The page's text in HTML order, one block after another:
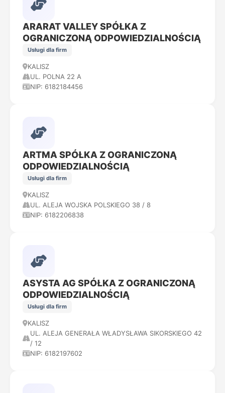
ARARAT VALLEY SPÓŁKA Z
OGRANICZONĄ ODPOWIEDZIALNOŚCIĄ
Usługi dla firm
KALISZ
UL. POLNA 22 A
NIP: 6182184456
ARTMA SPÓŁKA Z OGRANICZONĄ
ODPOWIEDZIALNOŚCIĄ
Usługi dla firm
KALISZ
UL. ALEJA WOJSKA POLSKIEGO 38 / 8
NIP: 6182206838
ASYSTA AG SPÓŁKA Z OGRANICZONĄ
ODPOWIEDZIALNOŚCIĄ
Usługi dla firm
KALISZ
UL. ALEJA GENERAŁA WŁADYSŁAWA SIKORSKIEGO 42
/ 12
NIP: 6182197602